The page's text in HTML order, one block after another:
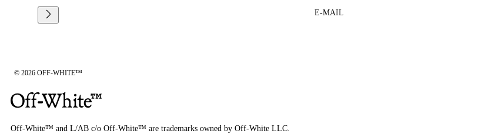
E-MAIL
© 2026 OFF-WHITE™
Off-White™ and L/AB c/o Off-White™ are trademarks owned by Off-White LLC.